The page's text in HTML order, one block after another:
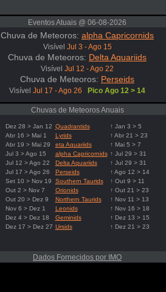
Eventos Atuais @ 06-08-2026
Chuva de Meteoros: alpha Capricornids
Visível Jul 3 - Ago 15
Chuva de Meteoros: Delta Aquariids
Visível Jul 12 - Ago 22
Chuva de Meteoros: Perseids
Visível Jul 17 - Ago 26 Pico Ago 12 > 14
Chuvas de Meteoros Anuais
Dez 28 > Jan 12 Quadrantids
↑ Jan 3 > 5
Abr 16 > Mai 1
Lyrids
↑ Abr 21 > 23
Abr 19 > Mai 29
eta Aquariids
↑ Mai 5 > 7
Jul 3 > Ago 15
alpha Capricornids ↑ Jul 29 > 31
Jul 12 > Ago 22
Delta Aquariids
↑ Jul 29 > 31
Jul 17 > Ago 26
Perseids
↑ Ago 12 > 14
Set 10 > Nov 19
Southern Taurids
↑ Out 9 > 11
Out 2 > Nov 7
Orionids
↑ Out 21 > 23
Out 20 > Dez 9
Northern Taurids
↑ Nov 11 > 13
Nov 6 > Dez 1
Leonids
↑ Nov 16 > 18
Dez 4 > Dez 18
Geminids
↑ Dez 13 > 15
Dez 17 > Dez 27 Ursids ↑ Dez 21 > 23
Dados Fornecidos por IMO